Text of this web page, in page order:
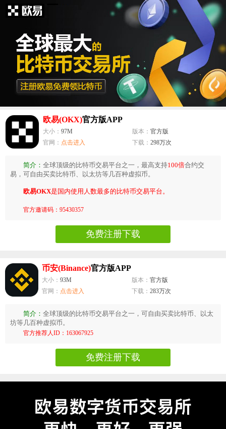
欧易(OKX)官方版APP
大小： 97M 版本： 官方版
官网： 点击进入 下载： 298万次
简介： 全球顶级的比特币交易平台之一，最高支持100倍合约交
易，可自由买卖比特币、以太坊等几百种虚拟币。
欧易OKX是国内使用人数最多的比特币交易平台。
官方邀请码：95430357
免费注册下载
币安(Binance)官方版APP
大小： 93M 版本： 官方版
官网： 点击进入 下载： 283万次
简介： 全球顶级的比特币交易平台之一，可自由买卖比特币、以太
坊等几百种虚拟币。
官方推荐人ID：163067925
免费注册下载